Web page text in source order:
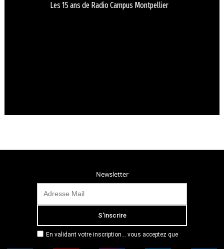
Les 15 ans de Radio Campus Montpellier
Newsletter
En validant votre inscription... vous acceptez que